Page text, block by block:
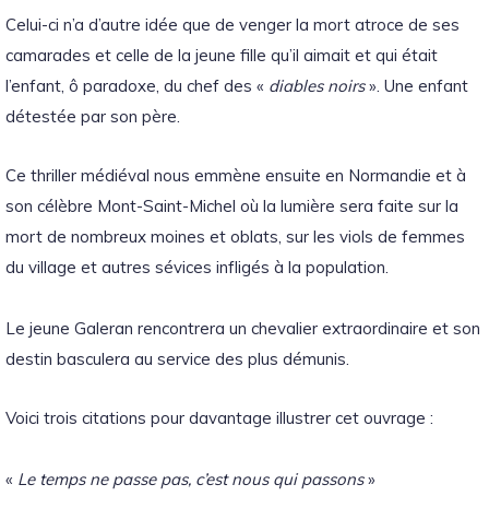
Celui-ci n’a d’autre idée que de venger la mort atroce de ses
camarades et celle de la jeune fille qu’il aimait et qui était
l’enfant, ô paradoxe, du chef des « diables noirs». Une enfant
détestée par son père.
Ce thriller médiéval nous emmène ensuite en Normandie et à
son célèbre Mont-Saint-Michel où la lumière sera faite sur la
mort de nombreux moines et oblats, sur les viols de femmes
du village et autres sévices infligés à la population.
Le jeune Galeran rencontrera un chevalier extraordinaire et son
destin basculera au service des plus démunis.
Voici trois citations pour davantage illustrer cet ouvrage :
« Le temps ne passe pas, c’est nous qui passons»